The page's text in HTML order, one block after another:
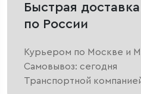
Быстрая доставка
по России
Курьером по Москве и
Самовывоз: сегодня
Транспортной